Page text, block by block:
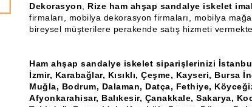
Dekorasyon
Rize ham ahşap sandalye iskelet
firmaları, mobilya dekorasyon firmaları, mobilya
bireysel müşterilere perakende satış hizmeti
Ham ahşap sandalye iskelet siparişlerinizi
İzmir, Karabağlar, Kısıklı, Çeşme, Kayseri, Bursa
Muğla, Bodrum, Dalaman, Datça, Fethiye,
Afyonkarahisar, Balıkesir, Çanakkale, Sakarya,